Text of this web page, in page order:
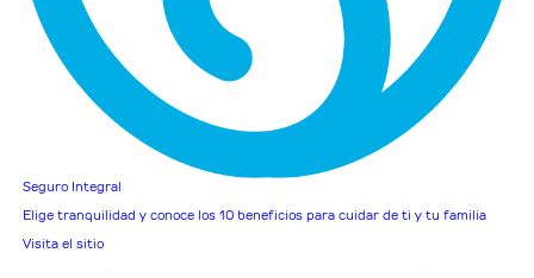
Seguro Integral
Elige tranquilidad y conoce los 10 beneficios para cuidar de ti y tu familia
Visita el sitio